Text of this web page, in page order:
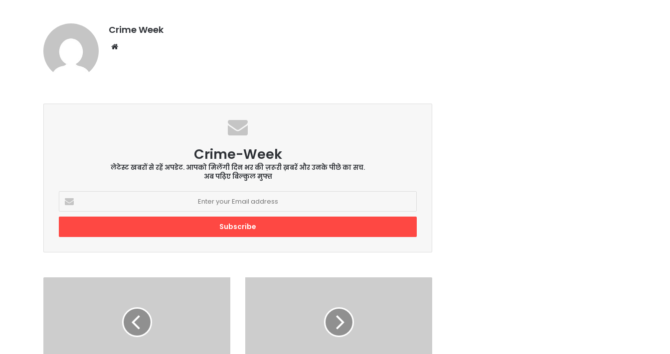
Crime Week
Crime-Week
लेटेस्ट खबरों से रहें अपडेट. आपको मिलेंगी दिन भर की ज़रूरी ख़बरें और उनके पीछे का सच.
अब पढ़िए बिल्कुल मुफ्त
Enter
your
Email